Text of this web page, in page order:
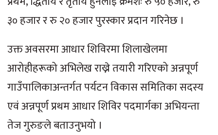
३० हजार र रु २० हजार पुरस्कार प्रदान गरिनेछ ।
उक्त अवसरमा आधार शिविरमा शिलाखेलमा
आरोहीहरूको अभिलेख राख्ने तयारी गरिएको अन्नपूर्ण
गाउँपालिकाअन्तर्गत पर्यटन विकास समितिका सदस्य
एवं अन्नपूर्ण प्रथम आधार शिविर पदमार्गका अभियन्ता
तेज गुरुङले बताउनुभयो ।